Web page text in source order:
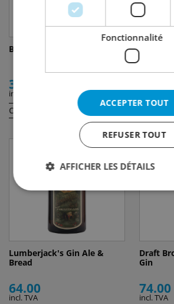
Bols Zeer Oude Genever
37.50
incl. TVA
Contenu:
Suntory
Lumberjack's Gin Ale &
Bread
64.00
incl. TVA
Draft
Gin
74.00
incl. TVA
Fonctionnalité
ACCEPTER TOUT
REFUSER TOUT
AFFICHER LES DÉTAILS